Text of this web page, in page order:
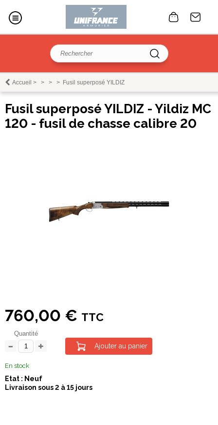
Accueil > > > > Fusil superposé YILDIZ
Fusil superposé YILDIZ - Yildiz MC
120 - fusil de chasse calibre 20
760,00 € TTC
Quantité
Ajouter au panier
En stock
Etat : Neuf
Livraison sous 2 à 15 jours